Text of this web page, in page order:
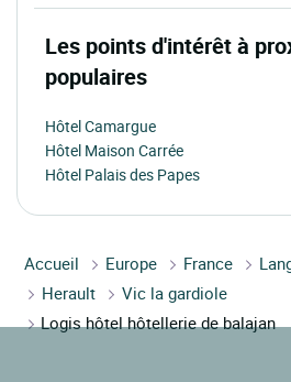
Les points d'intérêt à
populaires
Hôtel Camargue
Hôtel Maison Carrée
Hôtel Palais des Papes
Accueil Europe France
Herault
Vic la gardiole
Logis hôtel hôtellerie de balajan